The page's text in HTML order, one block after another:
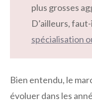
plus grosses
D’ailleurs,
spécialisation
Bien entendu, le
évoluer dans les